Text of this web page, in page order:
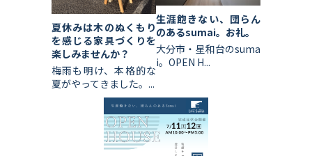
夏休みは木のぬくもり
を感じる家具づくりを
楽しみませんか？
梅雨も明け、本格的な
夏がやってきました。...
生涯飽きない、団らん
のあるsumai。お礼。
大分市・星和台のsuma
i。OPEN H...